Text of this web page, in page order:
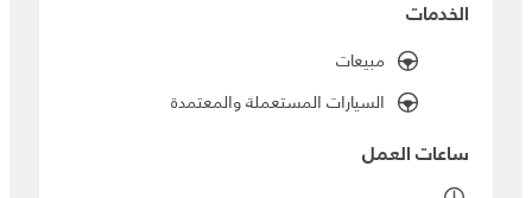
الخدمات
مبيعات
السيارات المستعملة والمعتمدة
ساعات العمل